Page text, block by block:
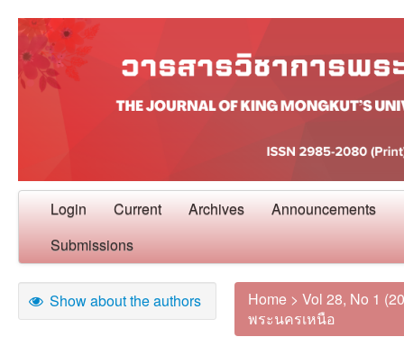
Login Current Archives Announcements
Submissions
Show about the authors Home > Vol 28, No 1
พระนครเหนือ